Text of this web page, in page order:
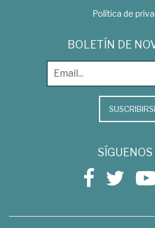
Política de
BOLETÍN DE
SÍGUENOS